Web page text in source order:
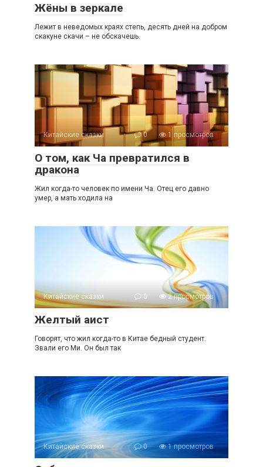
Жёны в зеркале
Лежит в неведомых краях степь, десять дней на добром
скакуне скачи – не обскачешь.
Китайские сказки 0 1 просмотров
О том, как Ча превратился в
дракона
Жил когда-то человек по имени Ча. Отец его давно
умер, а мать ходила на
Китайские сказки 0 2 просмотров
Желтый аист
Говорят, что жил когда-то в Китае бедный студент.
Звали его Ми. Он был так
Китайские сказки 0 1 просмотров